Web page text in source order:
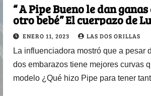
“ A Pipe Bueno le dan
otro bebé” El cuerpazo de
Fernanda W después de 2
ENERO 11, 2023 LAS DOS ORILLAS
La influenciadora mostró que a pesar
dos embarazos tiene mejores curvas
modelo ¿Qué hizo Pipe para tener